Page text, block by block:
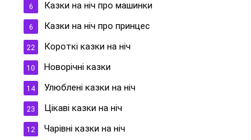
Казки на ніч про машинки
6
Казки на ніч про принцес
6
Короткі казки на ніч
22
Новорічні казки
10
Улюблені казки на ніч
14
Цікаві казки на ніч
23
Чарівні казки на ніч
12